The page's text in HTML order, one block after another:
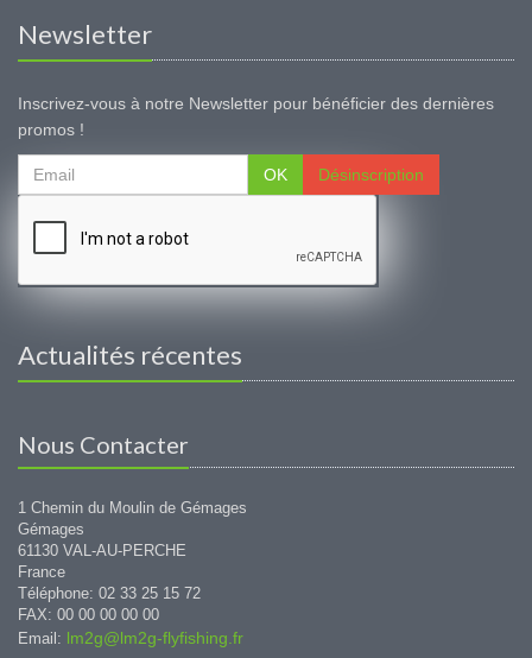
Newsletter
Inscrivez-vous à notre Newsletter pour bénéficier des dernières
promos !
OK Désinscription
Actualités récentes
Nous Contacter
1 Chemin du Moulin de Gémages
Gémages
61130 VAL-AU-PERCHE
France
Téléphone: 02 33 25 15 72
FAX: 00 00 00 00 00
Email: lm2g@lm2g-flyfishing.fr